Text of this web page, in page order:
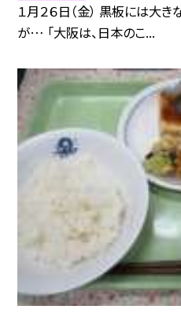
１月２６日（金） 黒板には大
が… 「大阪は、日本のこ...